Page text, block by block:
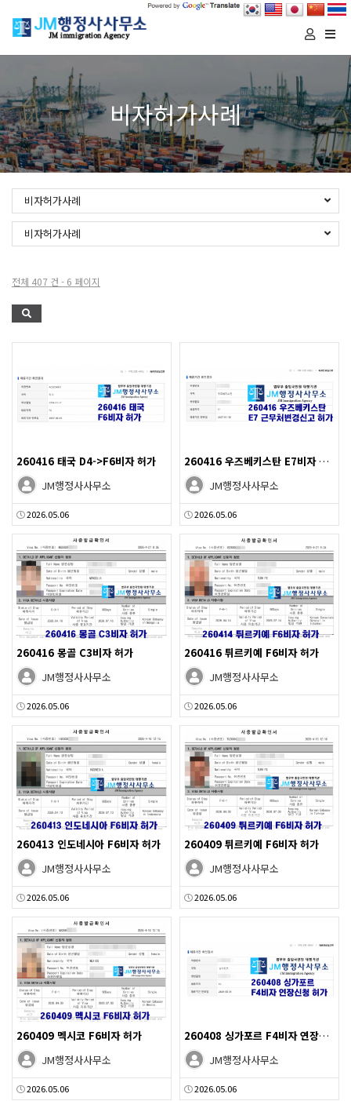
비자허가사례
비자허가사례
비자허가사례
전체 407 건 - 6 페이지
260416 태국 D4->F6비자 허가
JM행정사사무소
2026.05.06
260416 우즈베키스탄 E7비자 근무처변경 허가
JM행정사사무소
2026.05.06
260416 몽골 C3비자 허가
JM행정사사무소
2026.05.06
260416 튀르키예 F6비자 허가
JM행정사사무소
2026.05.06
260413 인도네시아 F6비자 허가
JM행정사사무소
2026.05.06
260409 튀르키예 F6비자 허가
JM행정사사무소
2026.05.06
260409 멕시코 F6비자 허가
JM행정사사무소
2026.05.06
260408 싱가포르 F4비자 연장신청 허가
JM행정사사무소
2026.05.06